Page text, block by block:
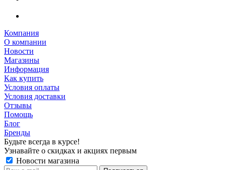
Компания
О компании
Новости
Магазины
Информация
Как купить
Условия оплаты
Условия доставки
Отзывы
Помощь
Блог
Бренды
Будьте всегда в курсе!
Узнавайте о скидках и акциях первым
Новости магазина